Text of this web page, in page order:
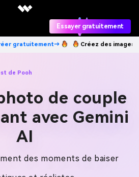
Essayer gratuitement
IA à l’infini. 100 % gratuit!Créer
de Pooh
de couple
avec Gemini
AI
des moments de baiser